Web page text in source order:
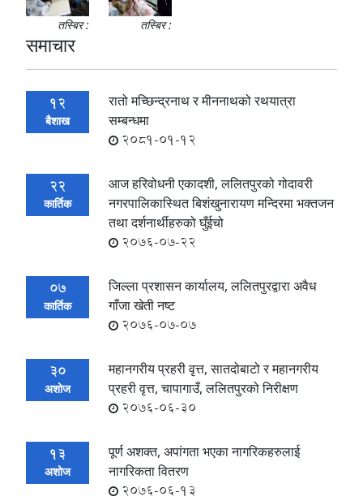
तस्बिर : तस्बिर :
समाचार
12
बैशाख
रातो मच्छिन्द्रनाथ र मीननाथको रथयात्रा
सम्बन्धमा
2081-01-12
22
कार्तिक
आज हरिवोधनी एकादशी, ललितपुरको गोदावरी
नगरपालिकास्थित बिशंखुनारायण मन्दिरमा भक्तजन
तथा दर्शनार्थीहरुको घुँईचो
2076-07-22
07
कार्तिक
जिल्ला प्रशासन कार्यालय, ललितपुरद्वारा अवैध
गाँजा खेती नष्ट
2076-07-07
30
अशोज
महानगरीय प्रहरी वृत्त, सातदोबाटो र महानगरीय
प्रहरी वृत्त, चापागाउँ, ललितपुरको निरीक्षण
2076-06-30
13
अशोज
पूर्ण अशक्त, अपांगता भएका नागरिकहरुलाई
नागरिकता वितरण
2076-06-13